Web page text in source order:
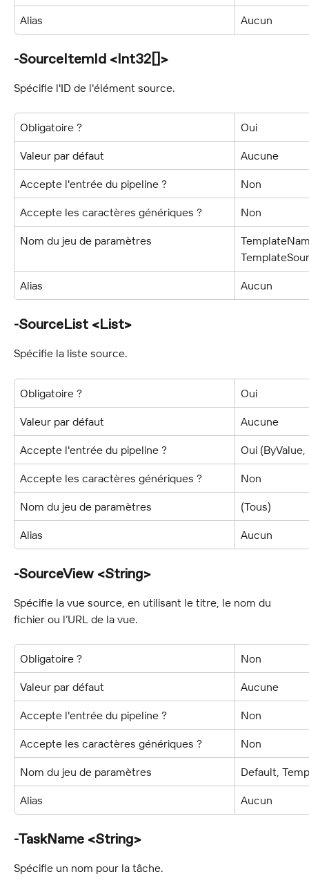
Alias Aucun
-SourceItemId <Int32[]>
Spécifie l'ID de l'élément source.
Obligatoire ? Oui
Valeur par défaut Aucune
Accepte l'entrée du pipeline ? Non
Accepte les caractères génériques ? Non
Nom du jeu de paramètres
Alias Aucun
-SourceList <List>
Spécifie la liste source.
Obligatoire ? Oui
Valeur par défaut Aucune
Accepte l'entrée du pipeline ? Oui
Accepte les caractères génériques ? Non
Nom du jeu de paramètres (Tous)
Alias Aucun
-SourceView <String>
Spécifie la vue source, en utilisant le titre, le nom du
fichier ou l’URL de la vue.
Obligatoire ? Non
Valeur par défaut Aucune
Accepte l'entrée du pipeline ? Non
Accepte les caractères génériques ? Non
Nom du jeu de paramètres Default,
Alias Aucun
-TaskName <String>
Spécifie un nom pour la tâche.